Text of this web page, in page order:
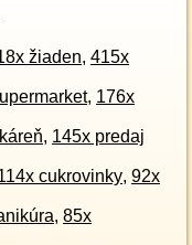
žiaden, 415x
, 176x
, 145x predaj
cukrovinky, 92x
, 85x